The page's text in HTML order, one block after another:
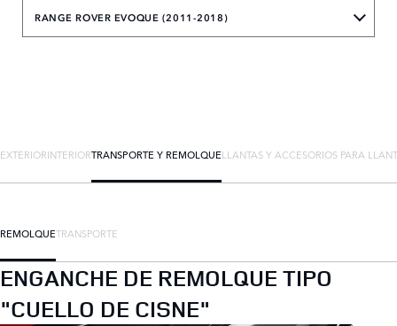
RANGE ROVER EVOQUE (2011-2018)
EXTERIORINTERIORTRANSPORTE Y REMOLQUELLANTAS Y ACCESORIOS PARA
REMOLQUETRANSPORTE
ENGANCHE DE REMOLQUE TIPO
"CUELLO DE CISNE"